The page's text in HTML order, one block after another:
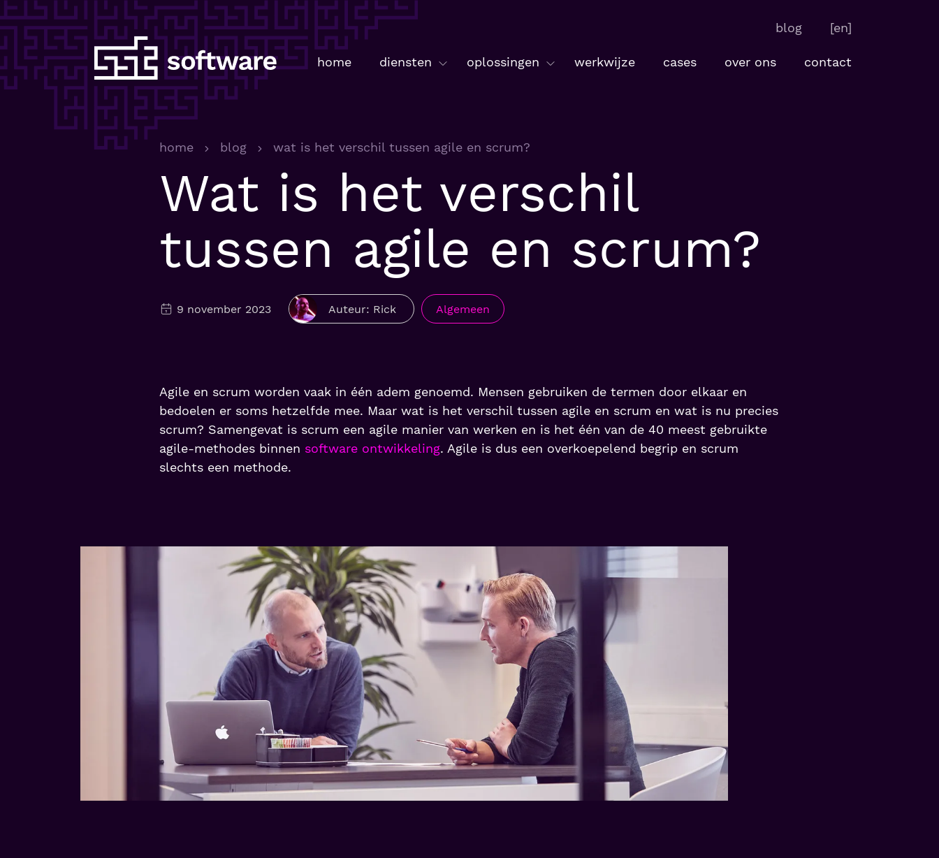
blog [en]
home diensten oplossingen werkwijze cases over ons contact
home blog wat is het verschil tussen agile en scrum?
Wat is het verschil
tussen agile en scrum?
9 november 2023 Auteur: Rick Algemeen
Agile en scrum worden vaak in één adem genoemd. Mensen gebruiken de termen door elkaar en
bedoelen er soms hetzelfde mee. Maar wat is het verschil tussen agile en scrum en wat is nu precies
scrum? Samengevat is scrum een agile manier van werken en is het één van de 40 meest gebruikte
agile-methodes binnen software ontwikkeling. Agile is dus een overkoepelend begrip en scrum
slechts een methode.